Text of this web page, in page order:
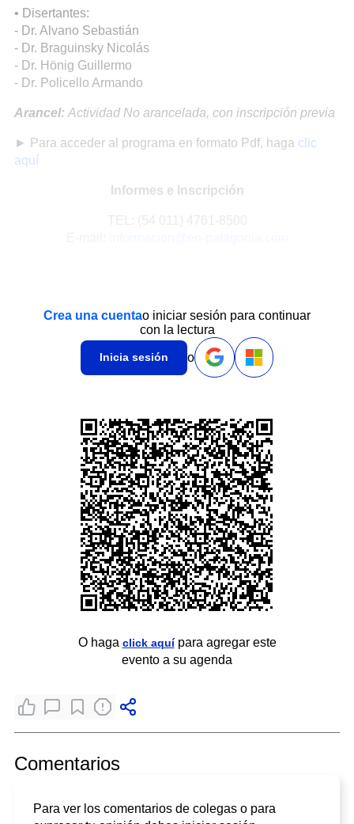
• Disertantes:
- Dr. Alvano Sebastián
- Dr. Braguinsky Nicolás
- Dr. Hönig Guillermo
- Dr. Policello Armando
Arancel: Actividad No arancelada, con inscripción previa
► Para acceder al programa en formato Pdf, haga clic
aquí
Informes e Inscripción
Crea una cuentao iniciar sesión para continuar
con la lectura
Inicia sesión o
O haga click aquípara agregar este
evento a su agenda
Comentarios
Para ver los comentarios de colegas o para